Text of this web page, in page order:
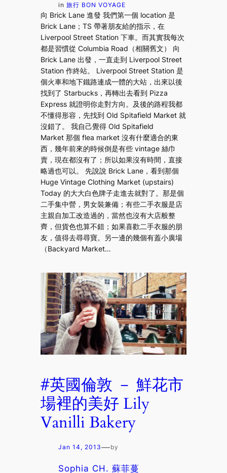
in旅行 BON VOYAGE
向 Brick Lane 進發 我們第一個 location 是
Brick Lane；TS 帶著朋友給的指示，在
Liverpool Street Station 下車。而其實我每次
都是習慣從 Columbia Road（相關舊文） 向
Brick Lane 出發，一直走到 Liverpool Street
Station 作終站。 Liverpool Street Station 是
個火車和地下鐵路連成一體的大站，出來以後
找到了 Starbucks，再轉出去看到 Pizza
Express 就證明你走對方向。及後的路程我都
不懂得形容，先找到 Old Spitafield Market 就
沒錯了。 我自己覺得 Old Spitafield
Market 那個 flea market 沒有什麼適合的東
西，幾年前來的時候倒是有些 vintage 絲巾
賣，現在都沒有了；所以如果沒有時間，直接
略過也可以。 先說說 Brick Lane，看到那個
Huge Vintage Clothing Market (upstairs)
Today 的大大白色牌子走進去就對了。那是個
二手集中營，男女裝兼備；有些二手衣服是店
主親自加工改造過的，當然也沒有大店般整
齊，但貨色也算不錯；如果喜歡二手衣服的朋
友，值得去尋尋寶。另一邊的幾個有蓋小廣場
（Backyard Market…
#英國倫敦 － 鮮花市
場裡的美好 Lily
Vanilli Bakery
Jan 14, 2013—by
Sophia CH. 蘇菲蔓